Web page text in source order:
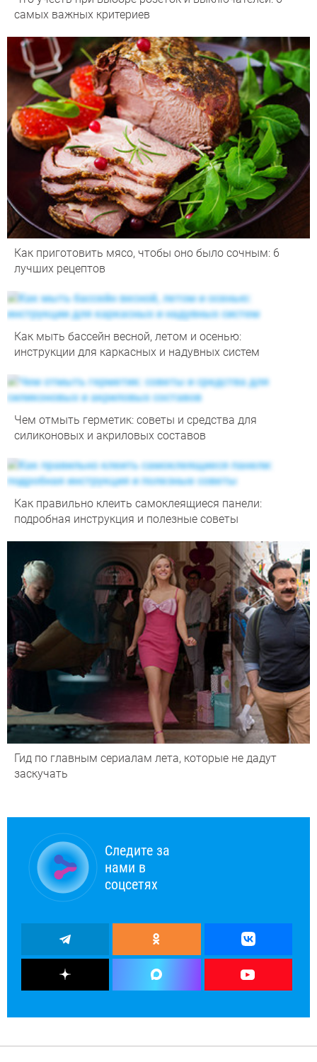
самых важных критериев
Как приготовить мясо, чтобы оно было сочным: 6
лучших рецептов
Как мыть бассейн весной, летом и осенью:
инструкции для каркасных и надувных систем
Чем отмыть герметик: советы и средства для
силиконовых и акриловых составов
Как правильно клеить самоклеящиеся панели:
подробная инструкция и полезные советы
Гид по главным сериалам лета, которые не дадут
заскучать
Следите за
нами в
соцсетях